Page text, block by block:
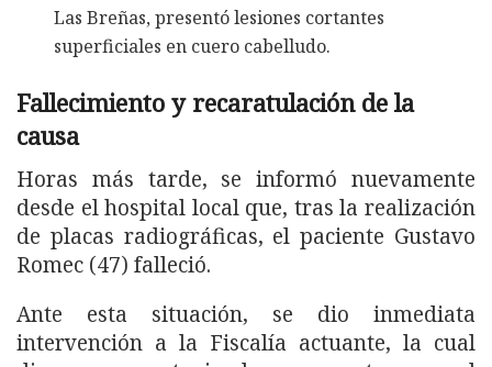
Las Breñas, presentó lesiones cortantes
superficiales en cuero cabelludo.
Fallecimiento y recaratulación de la
causa
Horas más tarde, se informó nuevamente
desde el hospital local que, tras la realización
de placas radiográficas, el paciente Gustavo
Romec (47) falleció.
Ante esta situación, se dio inmediata
intervención a la Fiscalía actuante, la cual